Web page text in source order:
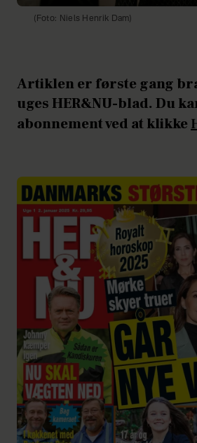
(Foto: Niels Henrik Dam)
Artiklen er første gang
uges HER&NU-blad. Du
abonnement ved at klikke